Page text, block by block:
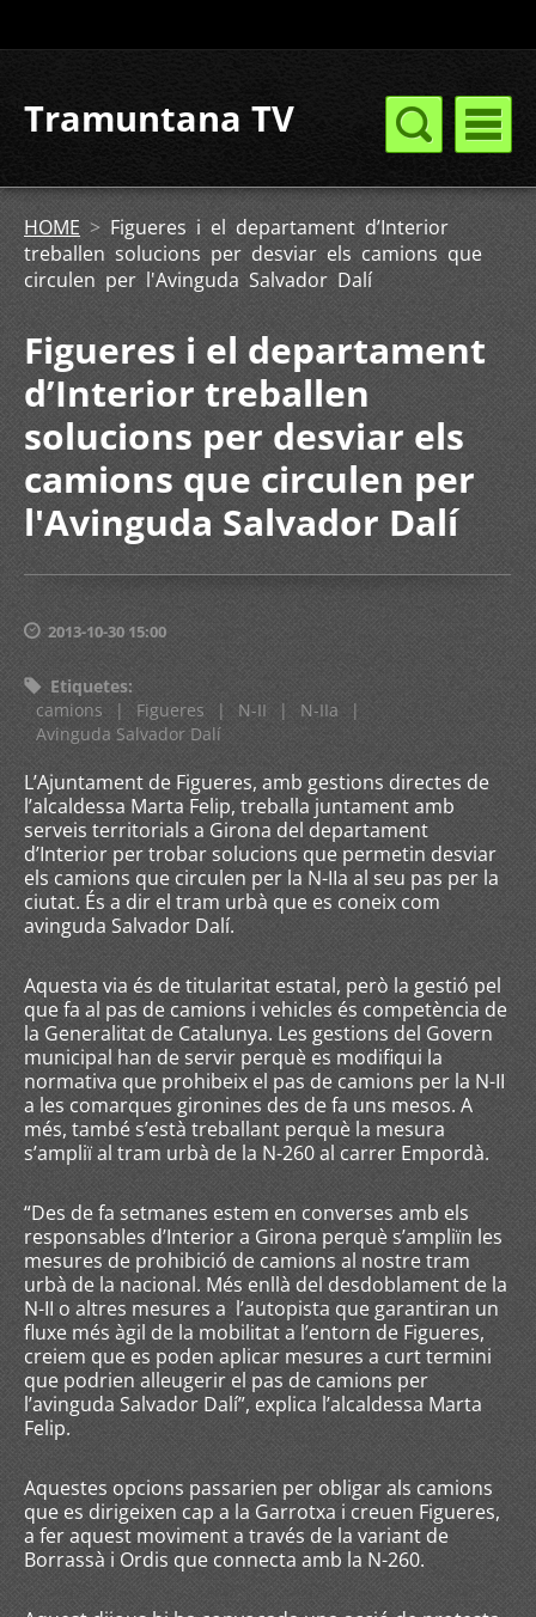
Tramuntana TV
HOME > Figueres i el departament d’Interior
treballen solucions per desviar els camions que
circulen per l'Avinguda Salvador Dalí
Figueres i el departament
d’Interior treballen
solucions per desviar els
camions que circulen per
l'Avinguda Salvador Dalí
2013-10-30 15:00
Etiquetes:
camions
| Figueres | N-II | N-IIa
|
Avinguda Salvador Dalí
L’Ajuntament de Figueres, amb gestions directes de
l’alcaldessa Marta Felip, treballa juntament amb
serveis territorials a Girona del departament
d’Interior per trobar solucions que permetin desviar
els camions que circulen per la N-IIa al seu pas per la
ciutat. És a dir el tram urbà que es coneix com
avinguda Salvador Dalí.
Aquesta via és de titularitat estatal, però la gestió pel
que fa al pas de camions i vehicles és competència de
la Generalitat de Catalunya. Les gestions del Govern
municipal han de servir perquè es modifiqui la
normativa que prohibeix el pas de camions per la N-II
a les comarques gironines des de fa uns mesos. A
més, també s’està treballant perquè la mesura
s’ampliï al tram urbà de la N-260 al carrer Empordà.
“Des de fa setmanes estem en converses amb els
responsables d’Interior a Girona perquè s’ampliïn les
mesures de prohibició de camions al nostre tram
urbà de la nacional. Més enllà del desdoblament de la
N-II o altres mesures a l’autopista que garantiran un
fluxe més àgil de la mobilitat a l’entorn de Figueres,
creiem que es poden aplicar mesures a curt termini
que podrien alleugerir el pas de camions per
l’avinguda Salvador Dalí”, explica l’alcaldessa Marta
Felip.
Aquestes opcions passarien per obligar als camions
que es dirigeixen cap a la Garrotxa i creuen Figueres,
a fer aquest moviment a través de la variant de
Borrassà i Ordis que connecta amb la N-260.